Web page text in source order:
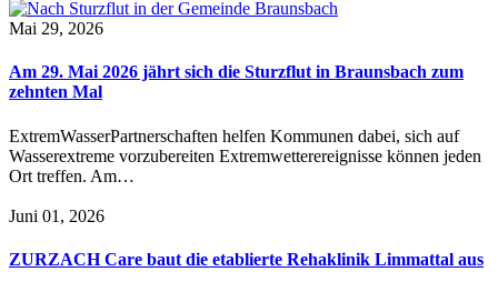
Mai 29, 2026
Am 29. Mai 2026 jährt sich die Sturzflut in Braunsbach zum
zehnten Mal
ExtremWasserPartnerschaften helfen Kommunen dabei, sich auf
Wasserextreme vorzubereiten Extremwetterereignisse können jeden
Ort treffen. Am…
Juni 01, 2026
ZURZACH Care baut die etablierte Rehaklinik Limmattal aus